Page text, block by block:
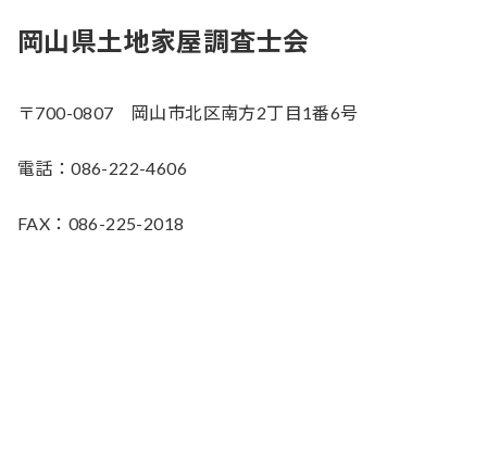
岡山県土地家屋調査士会
〒700-0807 岡山市北区南方2丁目1番6号
電話：086-222-4606
FAX：086-225-2018